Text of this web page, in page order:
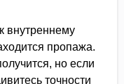
внутреннему
пропажа.
но если
точности